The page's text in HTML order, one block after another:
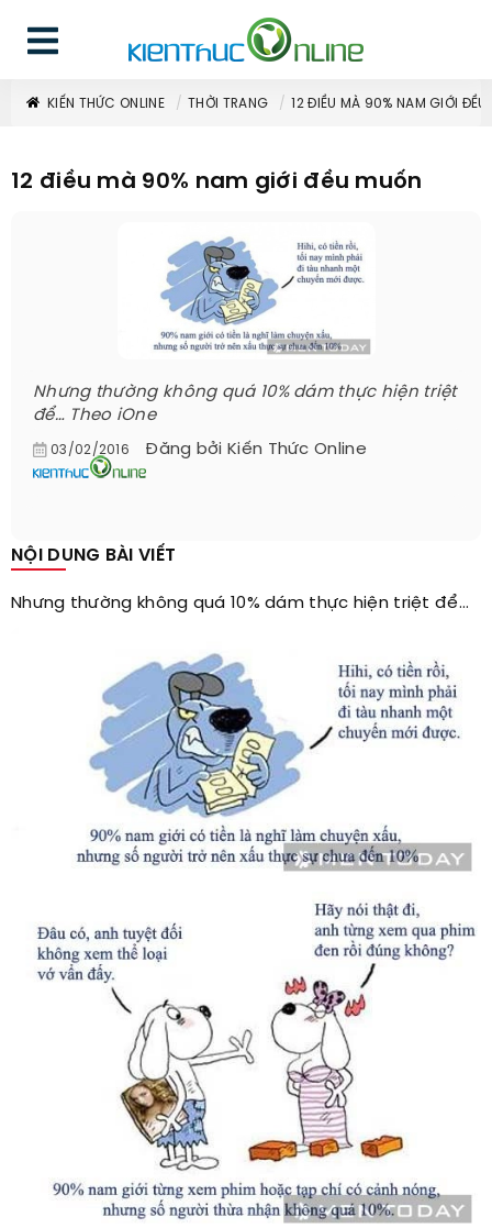
KIẾN THỨC ONLINE THỜI TRANG 12 ĐIỀU MÀ 90% NAM GIỚI ĐỀU
12 điều mà 90% nam giới đều muốn
Nhưng thường không quá 10% dám thực hiện triệt
để… Theo iOne
03/02/2016 Đăng bởi Kiến Thức Online
NỘI DUNG BÀI VIẾT
Nhưng thường không quá 10% dám thực hiện triệt để…